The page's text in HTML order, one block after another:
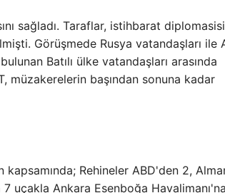
sağladı. Taraflar, istihbarat
Görüşmede Rusya vatandaşları ile
Batılı ülke vatandaşları arasında
müzakerelerin başından sonuna kadar
Rehineler ABD'den 2,
uçakla Ankara Esenboğa